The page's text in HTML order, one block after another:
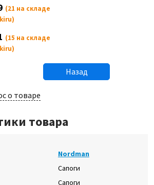
(21 на складе
(15 на складе
Назад
о товаре
товара
Nordman
Сапоги
Сапоги